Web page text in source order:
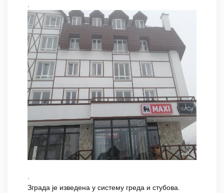
.
.
Зграда је изведена у систему греда и стубова.